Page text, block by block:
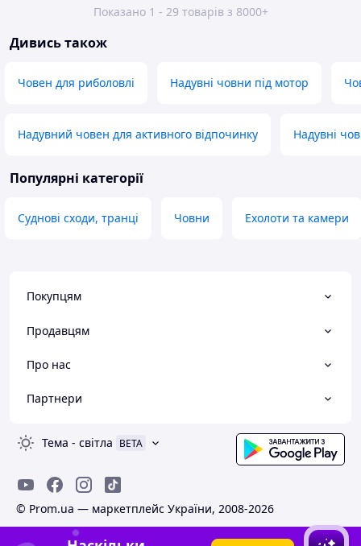
Показано 1 - 29 товарів з 8000+
Дивись також
Човен для риболовлі Надувні човни під мотор
Надувний човен для активного відпочинку Надувні
Популярні категорії
Суднові сходи, транці Човни Ехолоти та камери
Покупцям
Продавцям
Про нас
Партнери
Тема - світла BETA
© Prom.ua — маркетплейс України, 2008-2026